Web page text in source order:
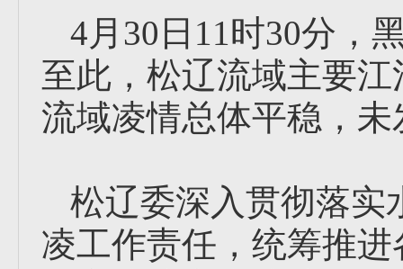
4月30日11时30分，
至此，松辽流域主要
流域凌情总体平稳，
松辽委深入贯彻落实
凌工作责任，统筹推